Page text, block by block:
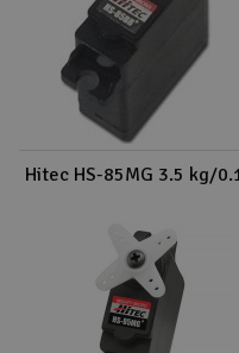
Hitec HS-85MG 3.5 kg/